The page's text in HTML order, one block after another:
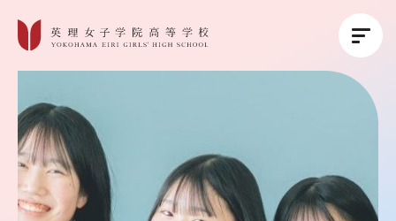
英理女子学院について
英理女子学院の教育